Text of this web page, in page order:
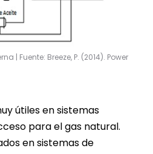
| Fuente: Breeze, P. (2014). Power
útiles en sistemas
para el gas natural.
en sistemas de